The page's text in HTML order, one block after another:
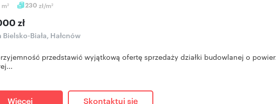
m2 230 zł/m2
zł
Bielsko-Biała, Hałcnów
przedstawić wyjątkową ofertę sprzedaży działki budowlanej o
Więcej Skontaktuj się